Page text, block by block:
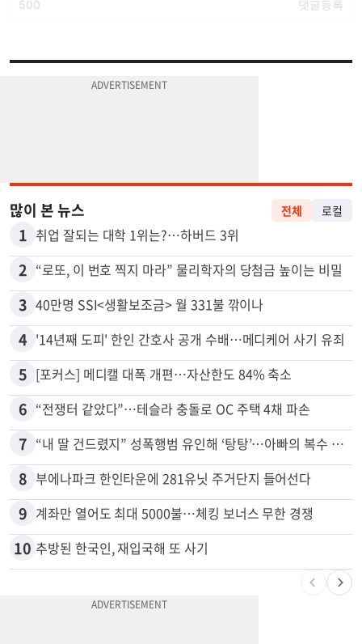
많이 본 뉴스 전체 로컬
1 취업 잘되는 대학 1위는?…하버드 3위
2 “로또, 이 번호 찍지 마라” 물리학자의 당첨금 높이는 비밀
3 40만명 SSI<생활보조금> 월 331불 깎이나
4 '14년째 도피' 한인 간호사 공개 수배…메디케어 사기 유죄
5 [포커스] 메디캘 대폭 개편…자산한도 84% 축소
6 “전쟁터 같았다”…테슬라 충돌로 OC 주택 4채 파손
7 “내 딸 건드렸지” 성폭행범 유인해 ‘탕탕’…아빠의 복수 결말
8 부에나파크 한인타운에 281유닛 주거단지 들어선다
9 계좌만 열어도 최대 5000불…체킹 보너스 무한 경쟁
10 추방된 한국인, 재입국해 또 사기